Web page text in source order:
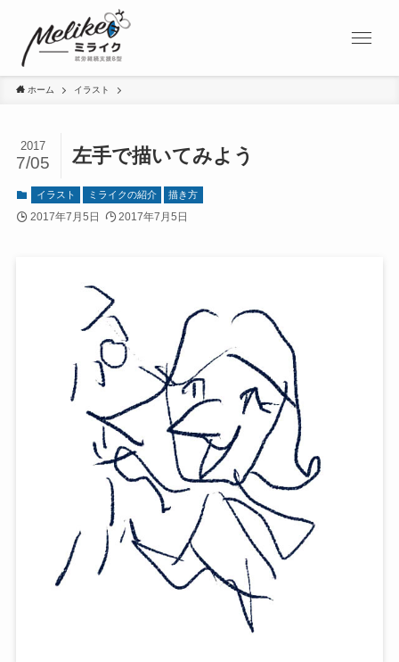
ホーム イラスト
左手で描いてみよう
2017
7/05
イラスト ミライクの紹介 描き方
2017年7月5日 2017年7月5日